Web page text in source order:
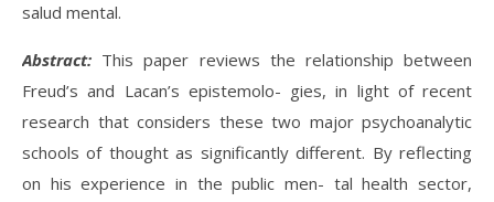
salud mental.
Abstract: This paper reviews the relationship between
Freud’s and Lacan’s epistemolo- gies, in light of recent
research that considers these two major psychoanalytic
schools of thought as significantly different. By reflecting
on his experience in the public men- tal health sector,